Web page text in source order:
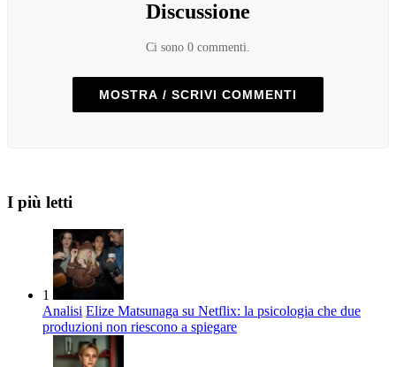
Discussione
Ci sono 0 commenti.
MOSTRA / SCRIVI COMMENTI
I più letti
1
Analisi Elize Matsunaga su Netflix: la psicologia che due
produzioni non riescono a spiegare